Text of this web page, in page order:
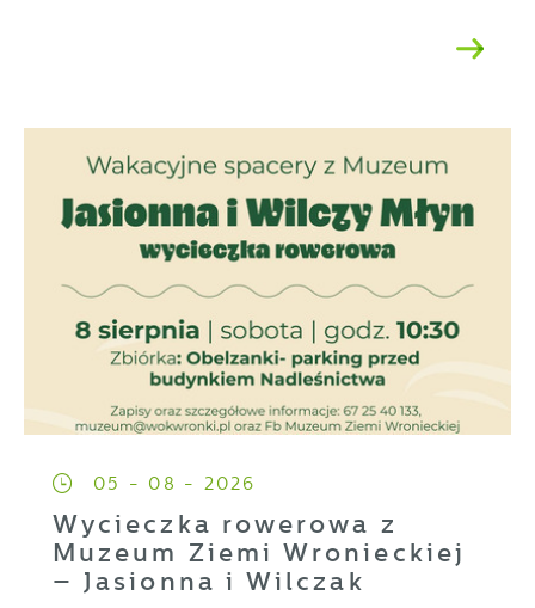
05 - 08 - 2026
Wycieczka rowerowa z
Muzeum Ziemi Wronieckiej
– Jasionna i Wilczak